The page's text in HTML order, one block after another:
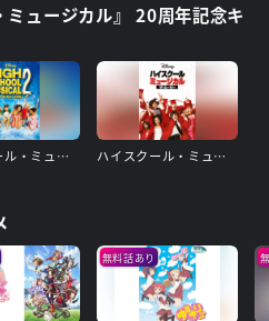
ミュージカル』 20周年記念キ
ハイスクール・ミュージカル2 ハイスクール・ミュージカル/ザ・ムービー
無料話あり